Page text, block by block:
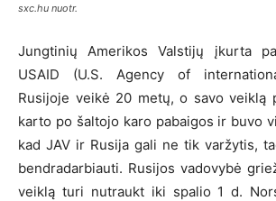
sxc.hu nuotr.
Jungtinių Amerikos Valstijų įkurta
USAID (U.S. Agency of
Rusijoje veikė 20 metų, o savo veiklą
karto po šaltojo karo pabaigos ir buvo
kad JAV ir Rusija gali ne tik varžytis,
bendradarbiauti. Rusijos vadovybė
veiklą turi nutraukt iki spalio 1 d.